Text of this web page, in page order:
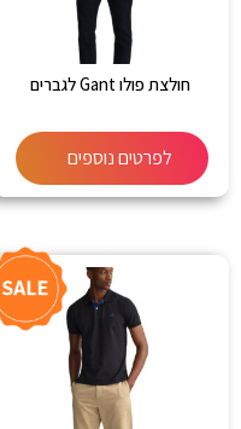
חולצת פולו Gant לגברים
לפרטים נוספים